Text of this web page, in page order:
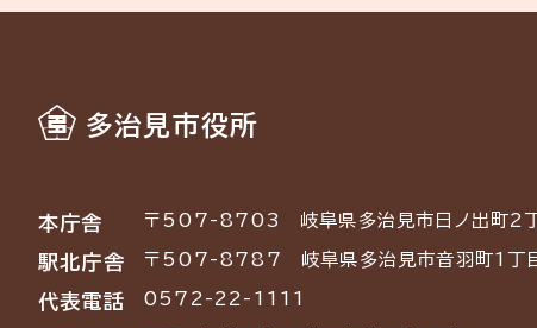
多治見市役所
本庁舎 〒507-8703 岐阜県多治見市日ノ出町2
駅北庁舎 〒507-8787 岐阜県多治見市音羽町1
代表電話 0572-22-1111